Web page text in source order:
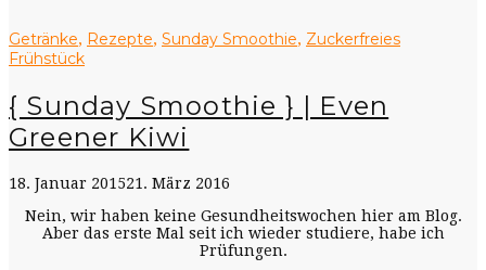
Getränke, Rezepte, Sunday Smoothie, Zuckerfreies
Frühstück
{ Sunday Smoothie } | Even
Greener Kiwi
18. Januar 201521. März 2016
Nein, wir haben keine Gesundheitswochen hier am Blog.
Aber das erste Mal seit ich wieder studiere, habe ich
Prüfungen.